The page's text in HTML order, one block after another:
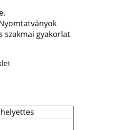
szakmai gyakorlat